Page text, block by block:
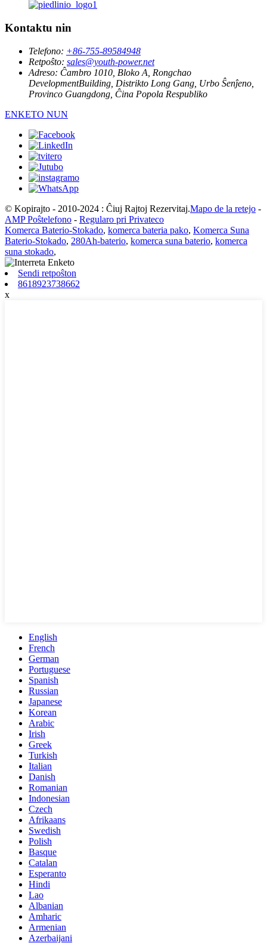
Kontaktu nin
Telefono: +86-755-89584948
Retpoŝto: sales@youth-power.net
Adreso: Ĉambro 1010, Bloko A, Rongchao
DevelopmentBuilding, Distrikto Long Gang, Urbo Ŝenĵeno,
Provinco Guangdong, Ĉina Popola Respubliko
ENKETO NUN
© Kopirajto - 2010-2024 : Ĉiuj Rajtoj Rezervitaj.Mapo de la retejo -
AMP Poŝtelefono - Regularo pri Privateco
Komerca Baterio-Stokado, komerca bateria pako, Komerca Suna
Baterio-Stokado, 280Ah-baterio, komerca suna baterio, komerca
suna stokado,
Sendi retpoŝton
8618923738662
x
English
French
German
Portuguese
Spanish
Russian
Japanese
Korean
Arabic
Irish
Greek
Turkish
Italian
Danish
Romanian
Indonesian
Czech
Afrikaans
Swedish
Polish
Basque
Catalan
Esperanto
Hindi
Lao
Albanian
Amharic
Armenian
Azerbaijani